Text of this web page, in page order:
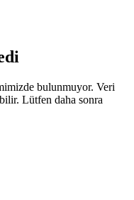
bulunmuyor. Veri
Lütfen daha sonra